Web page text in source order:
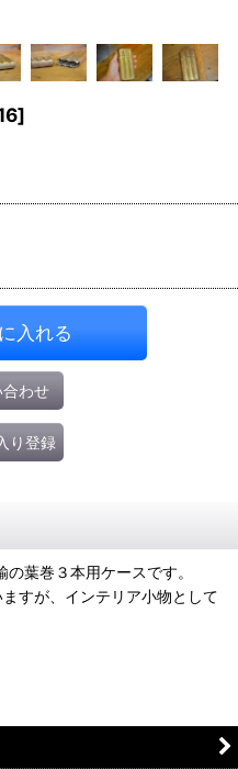
]
入れる
わせ
り登録
葉巻３本用ケースです。
すが、インテリア小物として